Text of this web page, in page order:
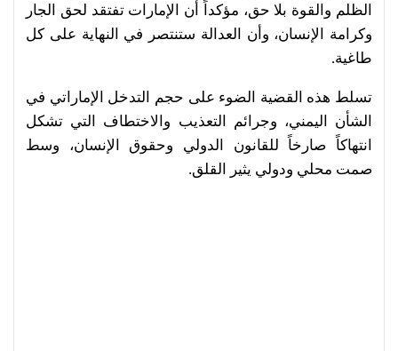
الظلم والقوة بلا حق، مؤكداً أن الإمارات تفتقد لحق الجار
وكرامة الإنسان، وأن العدالة ستنتصر في النهاية على كل
طاغية.
تسلط هذه القضية الضوء على حجم التدخل الإماراتي في
الشأن اليمني، وجرائم التعذيب والاختطاف التي تشكل
انتهاكاً صارخاً للقانون الدولي وحقوق الإنسان، وسط
صمت محلي ودولي يثير القلق.